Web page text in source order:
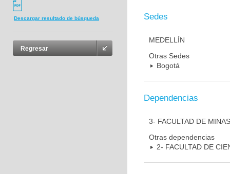
Descargar resultado de búsqueda
Regresar
Sedes
MEDELLÍN
Otras Sedes
Bogotá
Dependencias
3- FACULTAD DE MINAS
Otras dependencias
2- FACULTAD DE